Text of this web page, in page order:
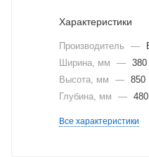
Характеристики
Производитель —
Ширина, мм
— 380
Высота, мм
— 850
Глубина, мм
— 480
Все характеристики